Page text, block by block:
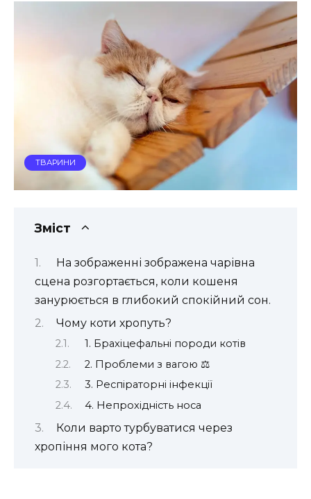
ТВАРИНИ
Зміст
На зображенні зображена чарівна
сцена розгортається, коли кошеня
занурюється в глибокий спокійний сон.
Чому коти хропуть?
1. Брахіцефальні породи котів
2. Проблеми з вагою ⚖️
3. Респіраторні інфекції
4. Непрохідність носа
Коли варто турбуватися через
хропіння мого кота?